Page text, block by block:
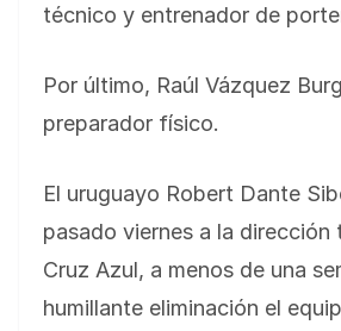
técnico y entrenador de
Por último, Raúl Vázquez
preparador físico.
El uruguayo Robert Dante
pasado viernes a la dirección
Cruz Azul, a menos de una
humillante eliminación el